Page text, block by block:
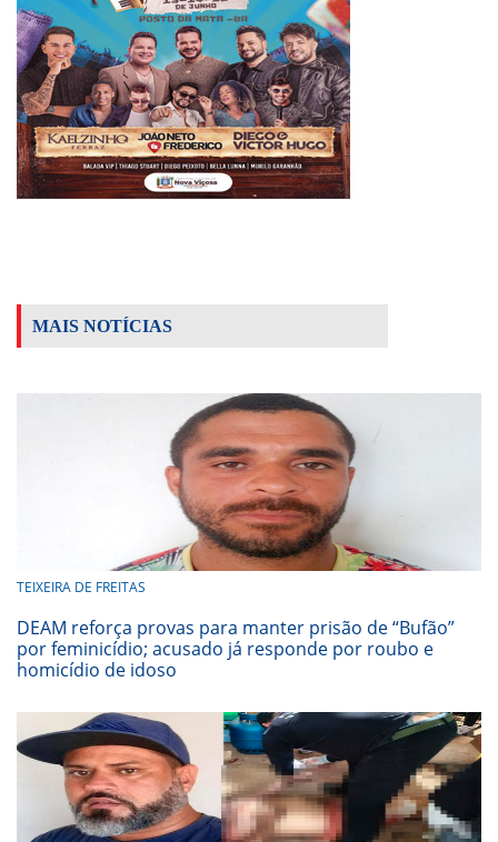
MAIS NOTÍCIAS
TEIXEIRA DE FREITAS
DEAM reforça provas para manter prisão de “Bufão”
por feminicídio; acusado já responde por roubo e
homicídio de idoso